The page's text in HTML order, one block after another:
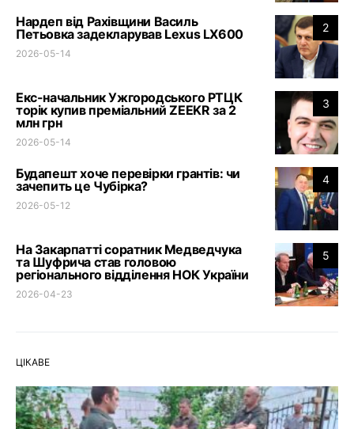
2
Нардеп від Рахівщини Василь
Петьовка задекларував Lexus LX600
2026-05-14
3
Екс-начальник Ужгородського РТЦК
торік купив преміальний ZEEKR за 2
млн грн
2026-05-14
4
Будапешт хоче перевірки грантів: чи
зачепить це Чубірка?
2026-05-12
5
На Закарпатті соратник Медведчука
та Шуфрича став головою
регіонального відділення НОК України
2026-04-23
ЦІКАВЕ